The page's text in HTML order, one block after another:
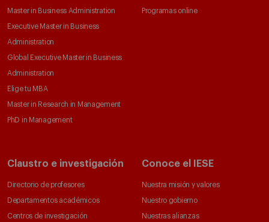
Master in Business Administration
Executive Master in Business
Administration
Global Executive Master in Business
Administration
Elige tu MBA
Master in Research in Management
PhD in Management
Programas online
Claustro e investigación
Directorio de profesores
Departamentos académicos
Centros de investigación
Conoce el IESE
Nuestra misión y valores
Nuestro gobierno
Nuestras alianzas